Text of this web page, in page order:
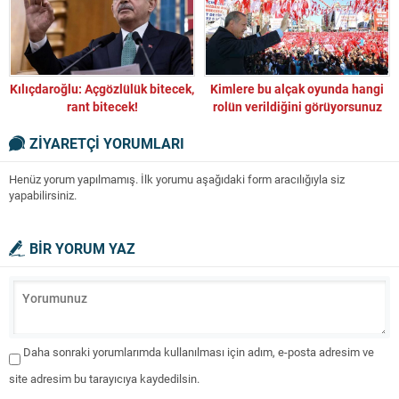
Kılıçdaroğlu: Açgözlülük bitecek,
rant bitecek!
Kimlere bu alçak oyunda hangi
rolün verildiğini görüyorsunuz
ZİYARETÇİ YORUMLARI
Henüz yorum yapılmamış. İlk yorumu aşağıdaki form aracılığıyla siz
yapabilirsiniz.
BİR YORUM YAZ
Daha sonraki yorumlarımda kullanılması için adım, e-posta adresim ve
site adresim bu tarayıcıya kaydedilsin.